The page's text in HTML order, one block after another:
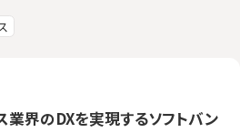
業界のDXを実現するソフトバン